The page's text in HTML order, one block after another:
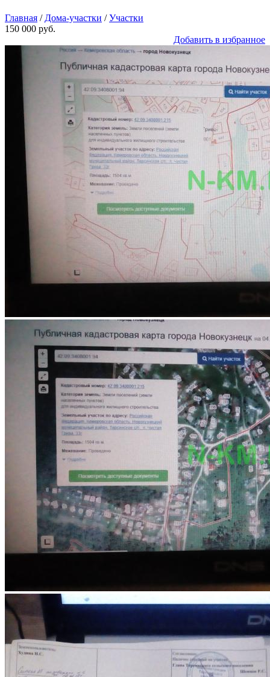
Главная / Дома-участки /Участки
150 000 руб.
Добавить в избранное